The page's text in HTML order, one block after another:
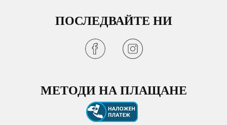
ПОСЛЕДВАЙТЕ НИ
МЕТОДИ НА ПЛАЩАНЕ